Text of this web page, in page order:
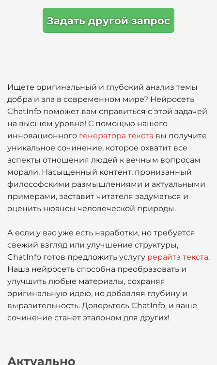
Задать другой запрос
Ищете оригинальный и глубокий анализ темы
добра и зла в современном мире? Нейросеть
ChatInfo поможет вам справиться с этой задачей
на высшем уровне! С помощью нашего
инновационного генератора текста вы получите
уникальное сочинение, которое охватит все
аспекты отношения людей к вечным вопросам
морали. Насыщенный контент, пронизанный
философскими размышлениями и актуальными
примерами, заставит читателя задуматься и
оценить нюансы человеческой природы.
А если у вас уже есть наработки, но требуется
свежий взгляд или улучшение структуры,
ChatInfo готов предложить услугу рерайта текста.
Наша нейросеть способна преобразовать и
улучшить любые материалы, сохраняя
оригинальную идею, но добавляя глубину и
выразительность. Доверьтесь ChatInfo, и ваше
сочинение станет эталоном для других!
Актуально